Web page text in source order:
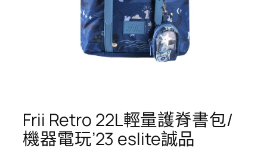
Frii Retro 22L輕量護脊書包/
機器電玩’23 eslite誠品